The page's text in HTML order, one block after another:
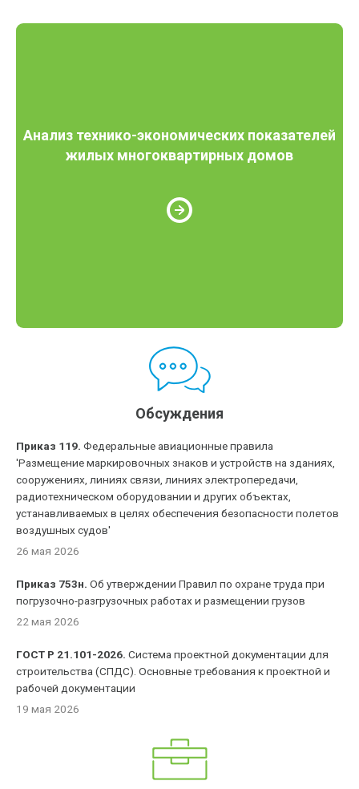
Анализ технико-экономических показателей
жилых многоквартирных домов
Обсуждения
Приказ 119. Федеральные авиационные правила
'Размещение маркировочных знаков и устройств на зданиях,
сооружениях, линиях связи, линиях электропередачи,
радиотехническом оборудовании и других объектах,
устанавливаемых в целях обеспечения безопасности полетов
воздушных судов'
26 мая 2026
Приказ 753н. Об утверждении Правил по охране труда при
погрузочно-разгрузочных работах и размещении грузов
22 мая 2026
ГОСТ Р 21.101-2026. Система проектной документации для
строительства (СПДС). Основные требования к проектной и
рабочей документации
19 мая 2026